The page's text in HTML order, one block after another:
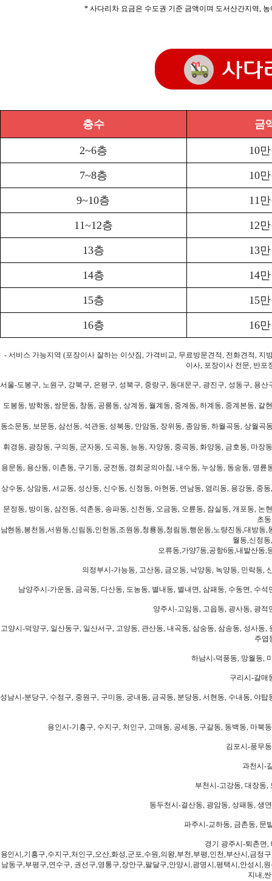
* 사다리차 요금은 수도권 기준 금액이며 도서산간지역,
층수 금
2~6층 10
7~8층 10
9~10층 11
11~12층 12
13층 13
14층 14
15층 15
16층 16
- 서비스 가능지역 (포장이사 잘하는 이삿짐, 가격비교, 무료방문견적, 전화견적,
이사, 포장이사 전문, 반포
서울-도봉구, 노원구, 강북구, 은평구, 성북구, 중랑구, 동대문구, 광진구, 성동구, 용
도봉동, 방학동, 쌍문동, 창동, 공릉동, 상계동, 월계동, 중계동, 하계동, 중계본동,
동소문동, 보문동, 삼선동, 석관동, 성북동, 안암동, 장위동, 종암동, 하월곡동, 상월
휘경동, 광장동, 구의동, 군자동, 도곡동, 능동, 자양동, 중곡동, 화양동, 금호동, 마
용문동, 용산동, 이촌동, 구기동, 궁전동, 경희궁의아침, 내수동, 누상동, 동숭동, 명
상수동, 상암동, 서교동, 성산동, 신수동, 신정동, 아현동, 연남동, 염리동, 용강동, 중
문정동, 방이동, 삼전동, 석촌동, 송파동, 신천동, 오금동, 오륜동, 잠실동, 개포동,
초
남현동,봉천동,서원동,신림동,인헌동,조원동,청룡동,청림동,행운동,노량진동,대방
월동,신정
오류동,가양7동,공항6동,내발산동,
의정부시-가능동, 고산동, 금오동, 낙양동, 녹양동, 민락동,
남양주시-가운동, 금곡동, 다산동, 도농동, 별내동, 별내면, 삼패동, 수동면, 수
양주시-고암동, 고읍동, 광사동, 광
고양시-덕양구, 일산동구, 일산서구, 고양동, 관산동, 내곡동, 삼숭동, 삼송동, 성사
주엽
하남시-덕풍동, 망월동,
구리시-갈매
성남시-분당구, 수정구, 중원구, 구미동, 궁내동, 금곡동, 분당동, 서현동, 수내동, 야
용인시-기흥구, 수지구, 처인구, 고매동, 공세동, 구갈동, 동백동, 마북
김포시-풍무
과천시-
부천시-고강동, 대장동,
동두천시-걸산동, 광암동, 상패동, 생
파주시-교하동, 금촌동, 문
경기 광주시-퇴촌면,
용인시,기흥구,수지구,처인구,오산,화성,군포,수원,의왕,부천,부평,인천,부산시,금
남동구,부평구,연수구, 권선구,영통구,장안구,팔달구,안양시,광명시,평택시,안성시,
지내,